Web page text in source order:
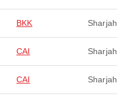
BKK Sharjah
CAI Sharjah
CAI Sharjah